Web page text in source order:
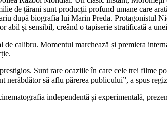
de țărani sunt producții profund umane care
după biografia lui Marin Preda. Protagonistul
și sensibil, creând o tapiserie stratificată a
calibru. Momentul marchează și premiera
Sunt rare ocaziile în care cele trei filme
să aflu părerea publicului”, a spus
independentă și experimentală,